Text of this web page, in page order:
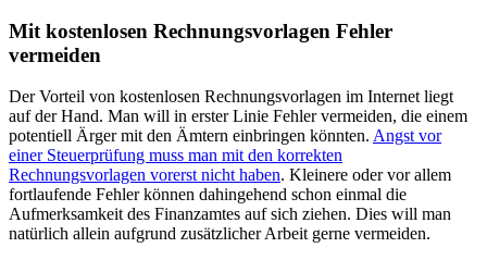
Mit kostenlosen Rechnungsvorlagen Fehler
vermeiden
Der Vorteil von kostenlosen Rechnungsvorlagen im Internet liegt
auf der Hand. Man will in erster Linie Fehler vermeiden, die einem
potentiell Ärger mit den Ämtern einbringen könnten. Angst vor
einer Steuerprüfung muss man mit den korrekten
Rechnungsvorlagen vorerst nicht haben. Kleinere oder vor allem
fortlaufende Fehler können dahingehend schon einmal die
Aufmerksamkeit des Finanzamtes auf sich ziehen. Dies will man
natürlich allein aufgrund zusätzlicher Arbeit gerne vermeiden.